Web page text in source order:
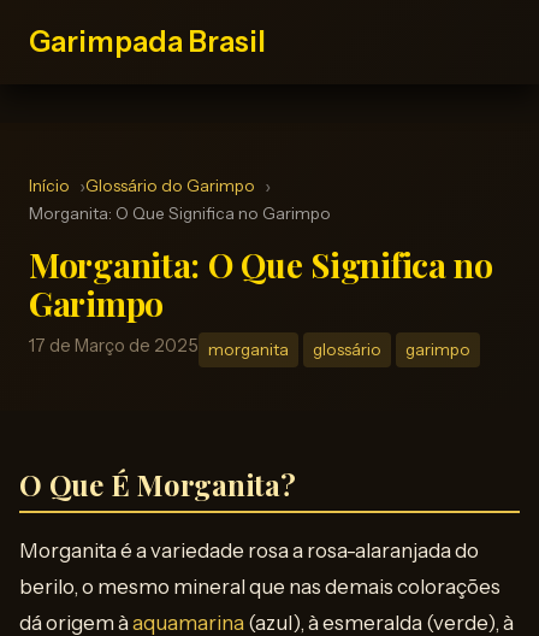
Garimpada Brasil
Início
Glossário do Garimpo
Morganita: O Que Significa no Garimpo
Morganita: O Que Significa no
Garimpo
17 de Março de 2025 morganita glossário garimpo
O Que É Morganita?
Morganita é a variedade rosa a rosa-alaranjada do
berilo, o mesmo mineral que nas demais colorações
dá origem àaquamarina (azul), à esmeralda (verde), à